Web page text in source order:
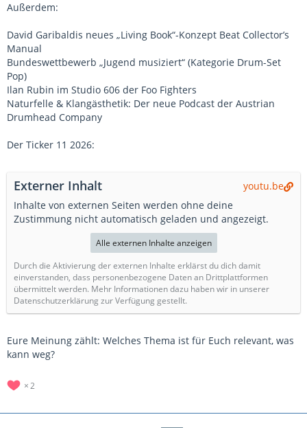
Außerdem:
David Garibaldis neues „Living Book“-Konzept Beat Collector’s
Manual
Bundeswettbewerb „Jugend musiziert“ (Kategorie Drum-Set
Pop)
Ilan Rubin im Studio 606 der Foo Fighters
Naturfelle & Klangästhetik: Der neue Podcast der Austrian
Drumhead Company
Der Ticker 11 2026:
Externer Inhalt
youtu.be
Inhalte von externen Seiten werden ohne deine
Zustimmung nicht automatisch geladen und angezeigt.
Alle externen Inhalte anzeigen
Durch die Aktivierung der externen Inhalte erklärst du dich damit
einverstanden, dass personenbezogene Daten an Drittplattformen
übermittelt werden. Mehr Informationen dazu haben wir in unserer
Datenschutzerklärung zur Verfügung gestellt.
Eure Meinung zählt: Welches Thema ist für Euch relevant, was
kann weg?
2